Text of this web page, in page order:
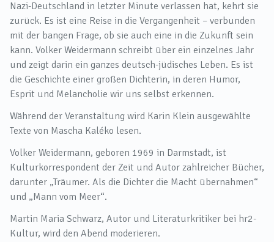
Nazi-Deutschland in letzter Minute verlassen hat, kehrt sie
zurück. Es ist eine Reise in die Vergangenheit – verbunden
mit der bangen Frage, ob sie auch eine in die Zukunft sein
kann. Volker Weidermann schreibt über ein einzelnes Jahr
und zeigt darin ein ganzes deutsch-jüdisches Leben. Es ist
die Geschichte einer großen Dichterin, in deren Humor,
Esprit und Melancholie wir uns selbst erkennen.
Während der Veranstaltung wird Karin Klein ausgewählte
Texte von Mascha Kaléko lesen.
Volker Weidermann, geboren 1969 in Darmstadt, ist
Kulturkorrespondent der Zeit und Autor zahlreicher Bücher,
darunter „Träumer. Als die Dichter die Macht übernahmen“
und „Mann vom Meer“.
Martin Maria Schwarz, Autor und Literaturkritiker bei hr2-
Kultur, wird den Abend moderieren.